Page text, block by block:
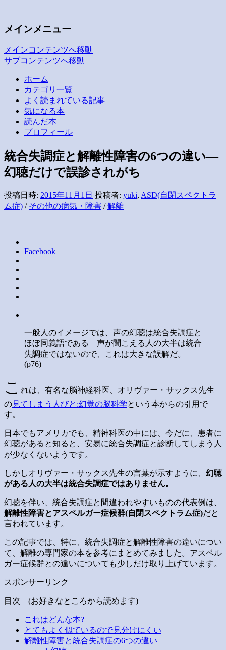
いつも空が見えるから
子どもの疲労と発達・愛着
メインメニュー
メインコンテンツへ移動
サブコンテンツへ移動
ホーム
カテゴリ一覧
よく読まれている記事
気になる本
読んだ本
プロフィール
統合失調症と解離性障害の6つの違い―
幻聴だけで誤診されがち
投稿日時: 2015年11月1日 投稿者: yuki, ASD(自閉スペクトラ
ム症) / その他の病気・障害 /解離
Facebook
一般人のイメージでは、声の幻聴は統合失調症と
ほぼ同義語である―声が聞こえる人の大半は統合
失調症ではないので、これは大きな誤解だ。
(p76)
こ れは、有名な脳神経科医、オリヴァー・サックス先生
の見てしまう人びと:幻覚の脳科学という本からの引用で
す。
日本でもアメリカでも、精神科医の中には、今だに、患者に
幻聴があると知ると、安易に統合失調症と診断してしまう人
が少なくないようです。
しかしオリヴァー・サックス先生の言葉が示すように、 幻聴
がある人の大半は統合失調症ではありません。
幻聴を伴い、統合失調症と間違われやすいものの代表例は、
解離性障害とアスペルガー症候群(自閉スペクトラム症)だと
言われています。
この記事では、特に、統合失調症と解離性障害の違いについ
て、解離の専門家の本を参考にまとめてみました。アスペル
ガー症候群との違いについても少しだけ取り上げています。
スポンサーリンク
目次 (お好きなところから読めます)
これはどんな本?
とてもよく似ているので見分けにくい
解離性障害と統合失調症の6つの違い